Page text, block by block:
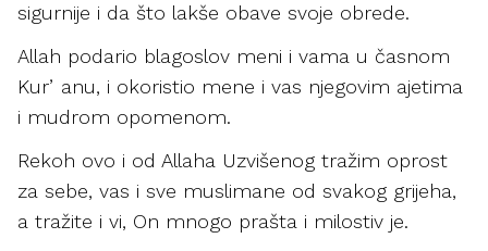
sigurnije i da što lakše obave svoje obrede.
Allah podario blagoslov meni i vama u časnom
Kurʼanu, i okoristio mene i vas njegovim ajetima
i mudrom opomenom.
Rekoh ovo i od Allaha Uzvišenog tražim oprost
za sebe, vas i sve muslimane od svakog grijeha,
a tražite i vi, On mnogo prašta i milostiv je.